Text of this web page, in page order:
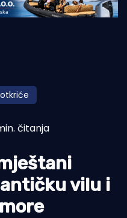
otkriće
čitanja
vilu i